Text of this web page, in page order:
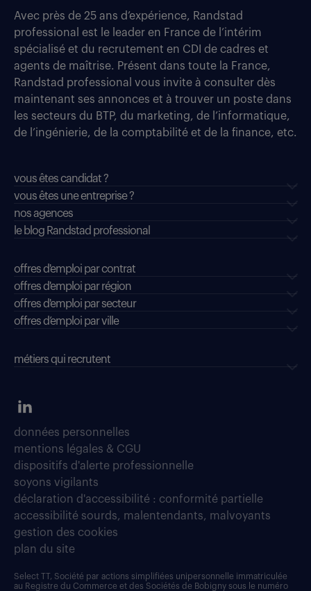
Avec près de 25 ans d’expérience, Randstad
professional est le leader en France de l’intérim
spécialisé et du recrutement en CDI de cadres et
agents de maîtrise. Présent dans toute la France,
Randstad professional vous invite à consulter dès
maintenant ses annonces et à trouver un poste dans
les secteurs du BTP, du marketing, de l’informatique,
de l’ingénierie, de la comptabilité et de la finance, etc.
vous êtes candidat ?
vous êtes une entreprise ?
nos agences
le blog Randstad professional
offres d'emploi par contrat
offres d'emploi par région
offres d'emploi par secteur
offres d’emploi par ville
métiers qui recrutent
données personnelles
mentions légales & CGU
dispositifs d'alerte professionnelle
soyons vigilants
déclaration d'accessibilité : conformité partielle
accessibilité sourds, malentendants, malvoyants
gestion des cookies
plan du site
Select TT, Société par actions simplifiées unipersonnelle immatriculée
au Registre du Commerce et des Sociétés de Bobigny sous le numéro